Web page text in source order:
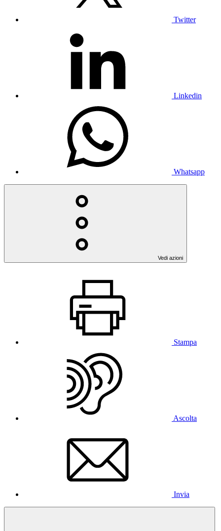
Twitter
Linkedin
Whatsapp
Vedi azioni
Stampa
Ascolta
Invia